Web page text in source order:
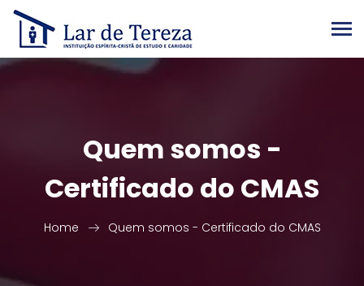
Quem somos -
Certificado do CMAS
Home Quem somos - Certificado do CMAS